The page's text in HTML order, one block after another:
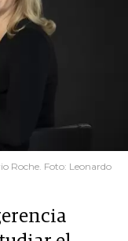
Roche. Foto: Leonardo